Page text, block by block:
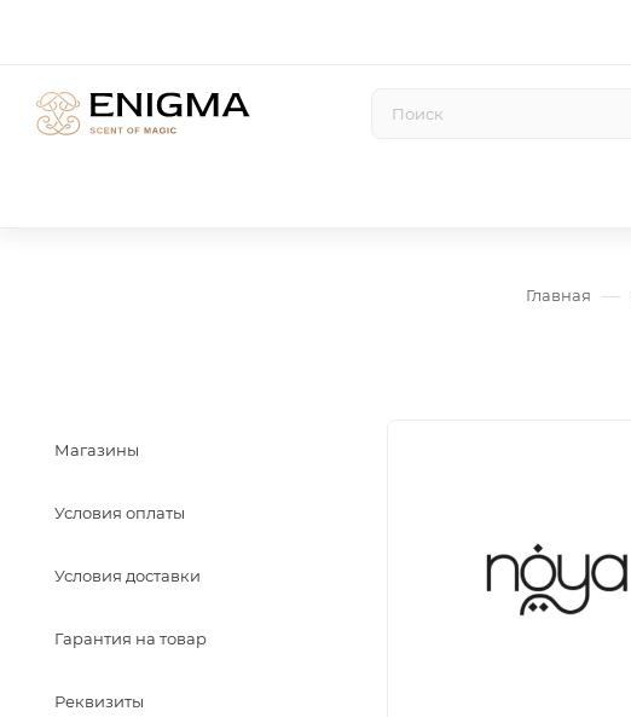
Главная —
Магазины
Условия оплаты
Условия доставки
Гарантия на товар
Реквизиты